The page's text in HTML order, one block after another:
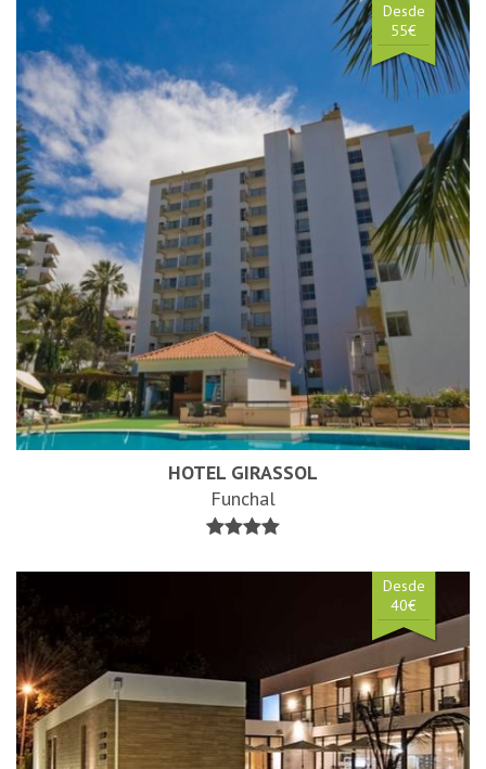
Desde
55€
HOTEL GIRASSOL
Funchal
Desde
40€